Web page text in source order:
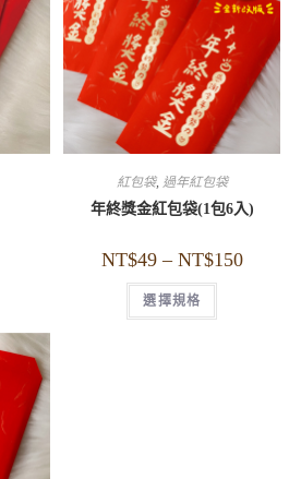
紅包袋, 過年紅包袋
年終獎金紅包袋(1包6入)
NT$49– NT$150
選擇規格